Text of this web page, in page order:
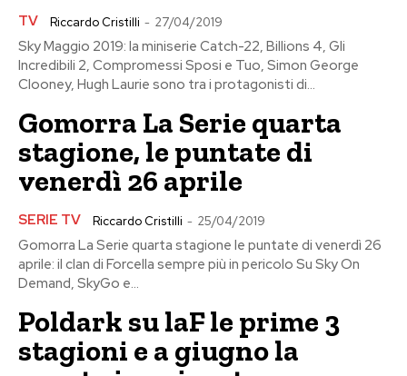
TV Riccardo Cristilli - 27/04/2019
Sky Maggio 2019: la miniserie Catch-22, Billions 4, Gli
Incredibili 2, Compromessi Sposi e Tuo, Simon George
Clooney, Hugh Laurie sono tra i protagonisti di...
Gomorra La Serie quarta
stagione, le puntate di
venerdì 26 aprile
SERIE TV Riccardo Cristilli - 25/04/2019
Gomorra La Serie quarta stagione le puntate di venerdì 26
aprile: il clan di Forcella sempre più in pericolo Su Sky On
Demand, SkyGo e...
Poldark su laF le prime 3
stagioni e a giugno la